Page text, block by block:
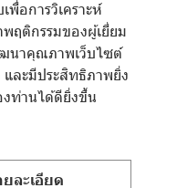
พื่อการวิเคราะห์
ฤติกรรมของผู้เยี่ยม
นาคุณภาพเว็บไซต์
และมีประสิทธิภาพยิ่ง
ท่านได้ดียิ่งขึ้น
ยละเอียด